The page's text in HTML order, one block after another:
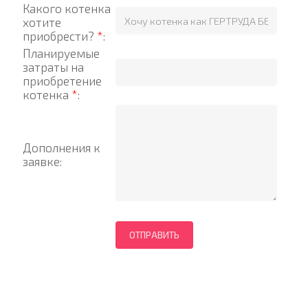
Какого котенка
хотите
приобрести? *:
Планируемые
затраты на
приобретение
котенка *:
Дополнения к
заявке: